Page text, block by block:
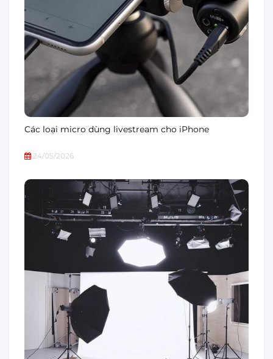
Các loại micro dùng livestream cho iPhone
24/05/2026